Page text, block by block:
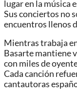
lugar en la música
Sus conciertos no
encuentros llenos
Mientras trabaja
Basarte mantiene
con miles de
Cada canción
cantautoras